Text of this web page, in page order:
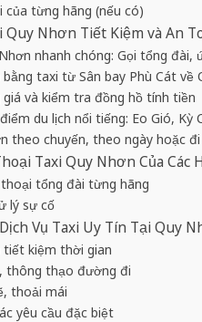
của từng hãng (nếu có)
Nhơn Tiết Kiệm và An
nhanh chóng: Gọi tổng đài,
taxi từ Sân bay Phù Cát về
và kiểm tra đồng hồ tính tiền
du lịch nổi tiếng: Eo Gió, Kỳ
theo chuyến, theo ngày hoặc
Taxi Quy Nhơn Của Các
tổng đài từng hãng
lý sự cố
Vụ Taxi Uy Tín Tại Quy
kiệm thời gian
thông thạo đường đi
thoải mái
yêu cầu đặc biệt